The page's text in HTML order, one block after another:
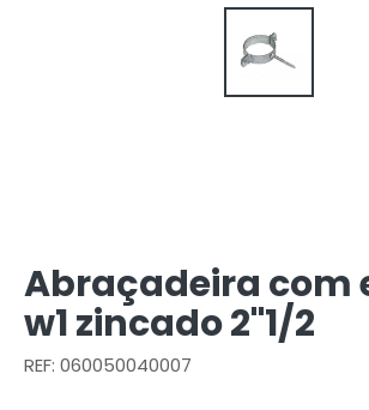
Abraçadeira com
w1 zincado 2"1/2
REF: 060050040007